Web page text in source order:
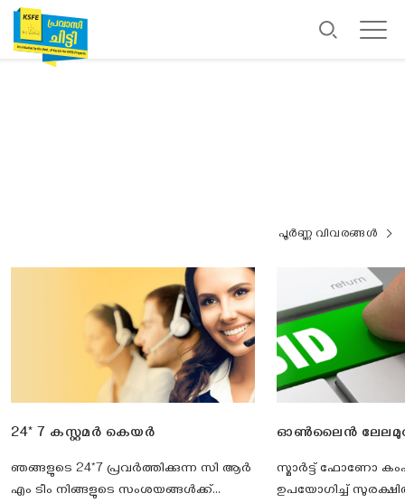
പൂർണ്ണ വിവരങ്ങൾ
24* 7 കസ്റ്റമർ കെയർ
ഞങ്ങളുടെ 24*7 പ്രവർത്തിക്കുന്ന സി ആർ
എം ടീം നിങ്ങളുടെ സംശയങ്ങൾക്ക്
ഓൺലൈൻ
സ്മാര്‍ട്ട് ഫോണോ
ഉപയോഗിച്ച്